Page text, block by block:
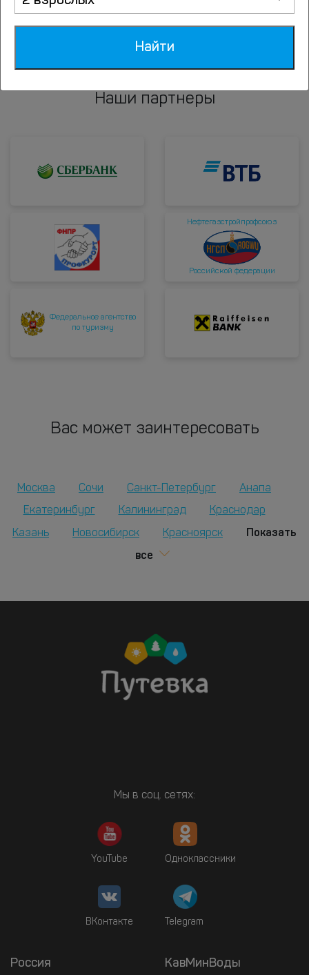
Найти
ходьбы): Трубная или Цветной бульвар
Наши партнеры
Нефтегазстройпрофсоюз
Российской федерации
Федеральное агентство
по туризму
Вас может заинтересовать
Москва Сочи Санкт-Петербург
Анапа
Екатеринбург
Калининград Краснодар
Казань Новосибирск Красноярск
Показать
все
Мы в соц. сетях:
YouTube Одноклассники
ВКонтакте Telegram
Россия
КавМинВоды